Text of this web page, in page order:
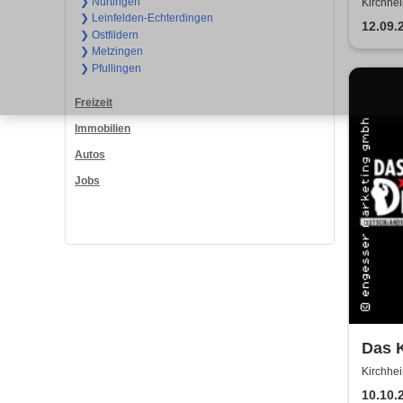
❯ Leinfelden-Echterdingen
❯ Ostfildern
❯ Metzingen
❯ Pfullingen
Freizeit
Immobilien
Autos
Jobs
unter
Das
im